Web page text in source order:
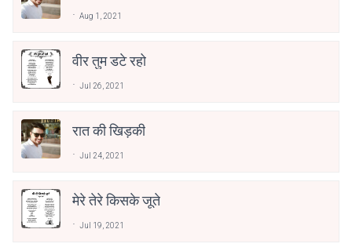
Aug 1, 2021
वीर तुम डटे रहो
Jul 26, 2021
रात की खिड़की
Jul 24, 2021
मेरे तेरे किसके जूते
Jul 19, 2021